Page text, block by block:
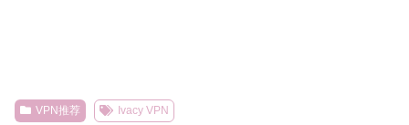
VPN推荐 Ivacy VPN